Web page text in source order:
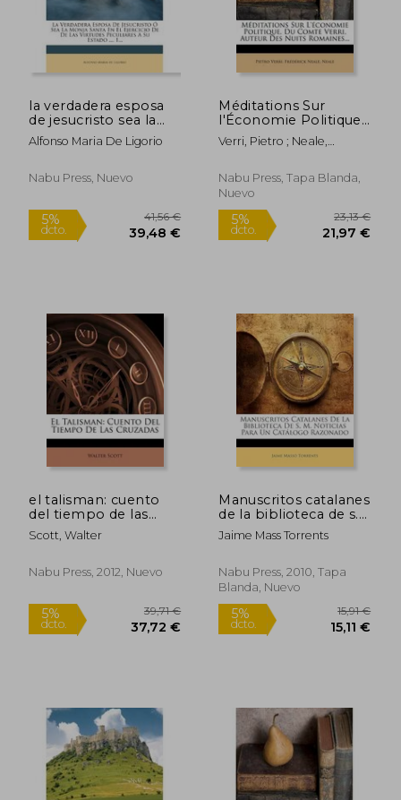
la verdadera esposa
de jesucristo sea la
monja santa en el
ejercicio de de las
su estado ..., 1...
Alfonso Maria De Ligorio
Nabu Press, Nuevo
5%
dcto.
41,56 €
39,48 €
Méditations Sur
l'Économie Politique,
Du Comte Verri,
Auteur Des Nuits
Francés)
Verri, Pietro ; Neale,
Nabu Press, Tapa Blanda,
Nuevo
5%
dcto.
el talisman: cuento
del tiempo de las
cruzadas
Scott, Walter
Nabu Press, 2012, Nuevo
Manuscritos catalanes
de la biblioteca de s.
m. noticias para un
catlogo razonado
Jaime Mass Torrents
Nabu Press, 2010, Tapa
Blanda, Nuevo